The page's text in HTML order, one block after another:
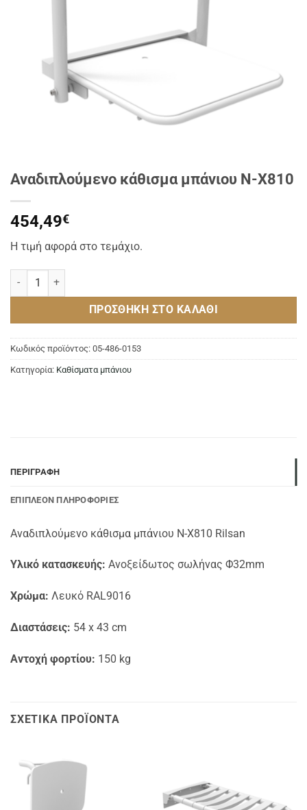
Αναδιπλούμενο κάθισμα μπάνιου N-X810
454,49€
Η τιμή αφορά στο τεμάχιο.
Αναδιπλούμενο κάθισμα μπάνιου N-X810 ποσότητα
ΠΡΟΣΘΉΚΗ ΣΤΟ ΚΑΛΆΘΙ
Κωδικός προϊόντος: 05-486-0153
Κατηγορία: Καθίσματα μπάνιου
ΠΕΡΙΓΡΑΦΉ
ΕΠΙΠΛΈΟΝ ΠΛΗΡΟΦΟΡΊΕΣ
Αναδιπλούμενο κάθισμα μπάνιου N-X810 Rilsan
Υλικό κατασκευής: Ανοξείδωτος σωλήνας Φ32mm
Χρώμα: Λευκό RAL9016
Διαστάσεις: 54 x 43 cm
Αντοχή φορτίου: 150 kg
ΣΧΕΤΙΚΆ ΠΡΟΪΌΝΤΑ